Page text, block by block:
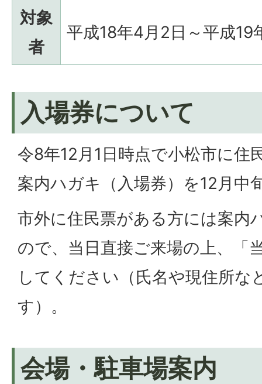
対象
者
平成18年4月2日～平成19
入場券について
令8年12月1日時点で小松市に住
案内ハガキ（入場券）を12月中
市外に住民票がある方には案内
ので、当日直接ご来場の上、「
してください（氏名や現住所な
す）。
会場・駐車場案内